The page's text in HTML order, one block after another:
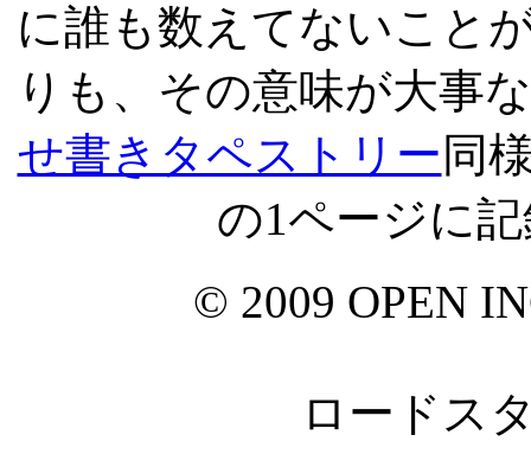
に誰も数えてないこと
りも、その意味が大事
せ書きタペストリー 同
の1ページに
© 2009 OPEN
ロードス